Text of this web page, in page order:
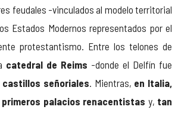
feudales -vinculados al modelo territorial
Estados Modernos representados por el
protestantismo. Entre los telones de
catedral de Reims -donde el Delfín fue
castillos señoriales. Mientras, en Italia,
palacios renacentistas y, tan